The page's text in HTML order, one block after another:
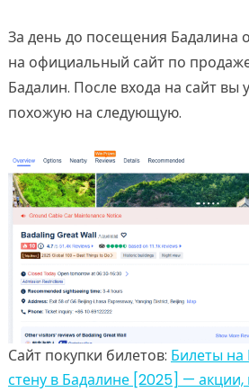
За день до посещения Бадалина
на официальный сайт по
Бадалин. После входа на сайт вы
похожую на следующую.
Сайт покупки билетов: Билеты на
стену в Бадалине [2025] —